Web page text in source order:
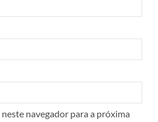
navegador para a próxima